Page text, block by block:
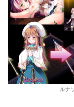
ルナ